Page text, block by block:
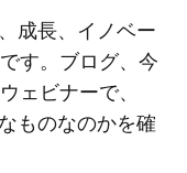
成長、イノベー
す。ブログ、今
ェビナーで、
ものなのかを確